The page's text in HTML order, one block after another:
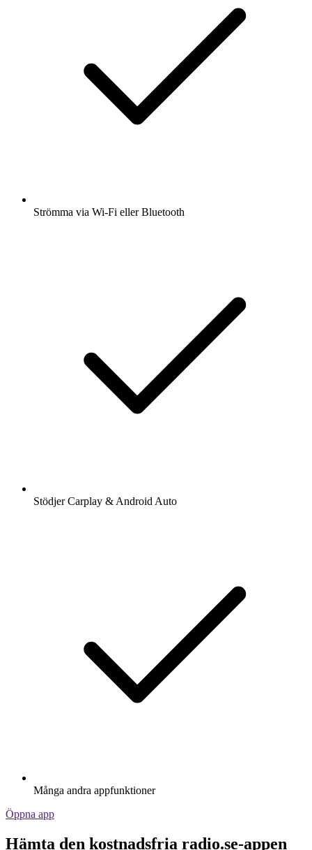
Strömma via Wi-Fi eller Bluetooth
Stödjer Carplay & Android Auto
Många andra appfunktioner
Öppna app
Hämta den kostnadsfria radio.se-appen